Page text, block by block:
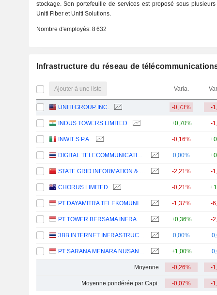
stockage. Son portefeuille de services est proposé sous
Uniti Fiber et Uniti Solutions.
Nombre d'employés: 8 632
Infrastructure du réseau de
Ajouter à une liste Varia.
UNITI GROUP INC. -0,73% -
INDUS TOWERS LIMITED +0,70% -
INWIT S.P.A. -0,16%
DIGITAL TELECOMMUNICATIONS INFRASTRUCTURE FUND 0,00%
STATE GRID INFORMATION & COMMUNICATION CO., LTD. -2,21% -
CHORUS LIMITED -0,21%
PT DAYAMITRA TELEKOMUNIKASI TBK. -1,37% -
PT TOWER BERSAMA INFRASTRUCTURE TBK +0,36% -
3BB INTERNET INFRASTRUCTURE FUND 0,00%
PT SARANA MENARA NUSANTARA TBK. +1,00%
Moyenne -0,26% -
Moyenne pondérée par Capi. -0,07% -